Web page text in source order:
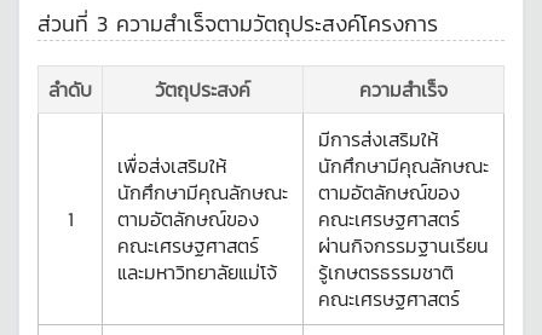
ส่วนที่ 3 ความสำเร็จตามวัตถุประสงค์โครงการ
ลำดับ วัตถุประสงค์ ความสำเร็จ
1
เพื่อส่งเสริมให้
นักศึกษามีคุณลักษณะ
ตามอัตลักษณ์ของ
คณะเศรษฐศาสตร์
และมหาวิทยาลัยแม่โจ้
มีการส่งเสริมให้
นักศึกษามีคุณลักษณะ
ตามอัตลักษณ์ของ
คณะเศรษฐศาสตร์
ผ่านกิจกรรมฐานเรียน
รู้เกษตรธรรมชาติ
คณะเศรษฐศาสตร์